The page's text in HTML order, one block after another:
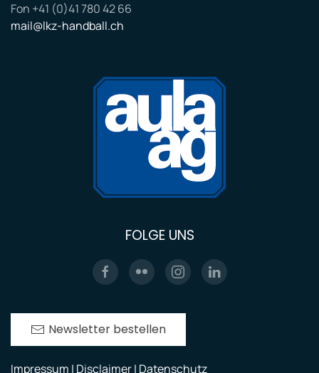
Fon +41 (0)41 780 42 66
mail@lkz-handball.ch
FOLGE UNS
Newsletter bestellen
Impressum | Disclaimer | Datenschutz